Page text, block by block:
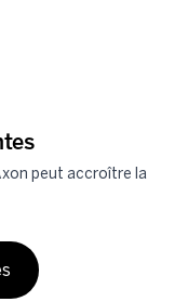
peut accroître la